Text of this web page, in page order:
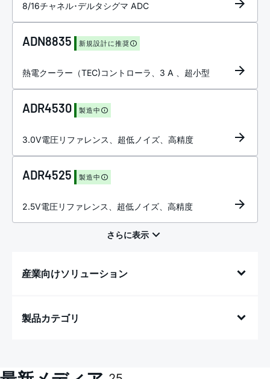
8/16チャネル･デルタシグマ ADC
ADN8835 新規設計に推奨
熱電クーラー（TEC)コントローラ、3 A 、超小型
ADR4530 製造中
3.0V電圧リファレンス、超低ノイズ、高精度
ADR4525 製造中
2.5V電圧リファレンス、超低ノイズ、高精度
産業向けソリューション
製品カテゴリ